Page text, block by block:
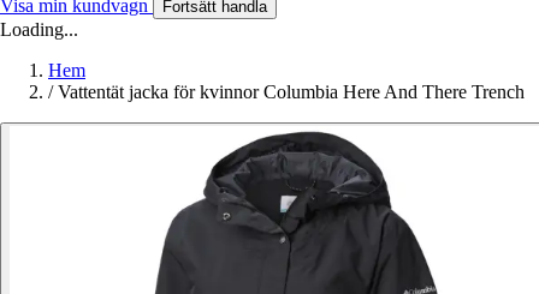
Visa min kundvagn Fortsätt handla
Loading...
Hem
/ Vattentät jacka för kvinnor Columbia Here And There Trench